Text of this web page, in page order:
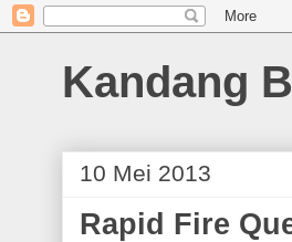
Kandang
10 Mei 2013
Rapid Fire